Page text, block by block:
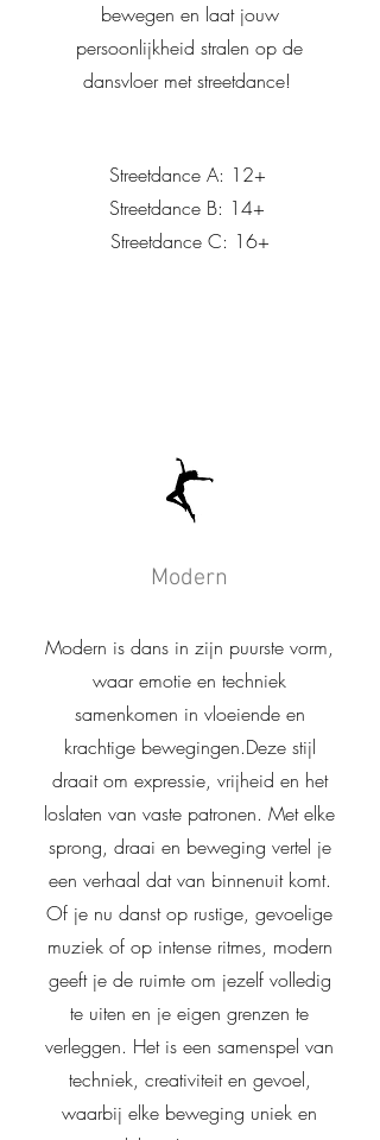
bewegen en laat jouw
persoonlijkheid stralen op de
dansvloer met streetdance!
Streetdance A: 12+
Streetdance B: 14+
Streetdance C: 16+
Modern
Modern is dans in zijn puurste vorm,
waar emotie en techniek
samenkomen in vloeiende en
krachtige bewegingen.Deze stijl
draait om expressie, vrijheid en het
loslaten van vaste patronen. Met elke
sprong, draai en beweging vertel je
een verhaal dat van binnenuit komt.
Of je nu danst op rustige, gevoelige
muziek of op intense ritmes, modern
geeft je de ruimte om jezelf volledig
te uiten en je eigen grenzen te
verleggen. Het is een samenspel van
techniek, creativiteit en gevoel,
waarbij elke beweging uniek en